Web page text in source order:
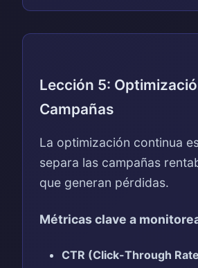
Lección 5:
Campañas
La optimización continua
separa las campañas
que generan pérdidas.
Métricas clave a
CTR (Click-Through